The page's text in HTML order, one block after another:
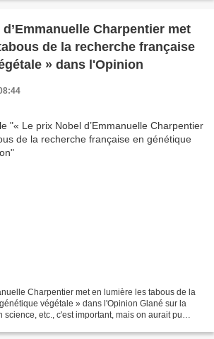
Charpentier met
de la recherche française
» dans l'Opinion
Charpentier met en lumière les tabous de la
végétale » dans l'Opinion Glané sur la
science, etc., c'est important, mais on aurait pu